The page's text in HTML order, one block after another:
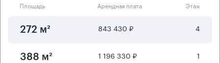
Площадь Арендная плата Этаж
272 м² 843 430 ₽ 4
388 м² 1 196 330 ₽ 1